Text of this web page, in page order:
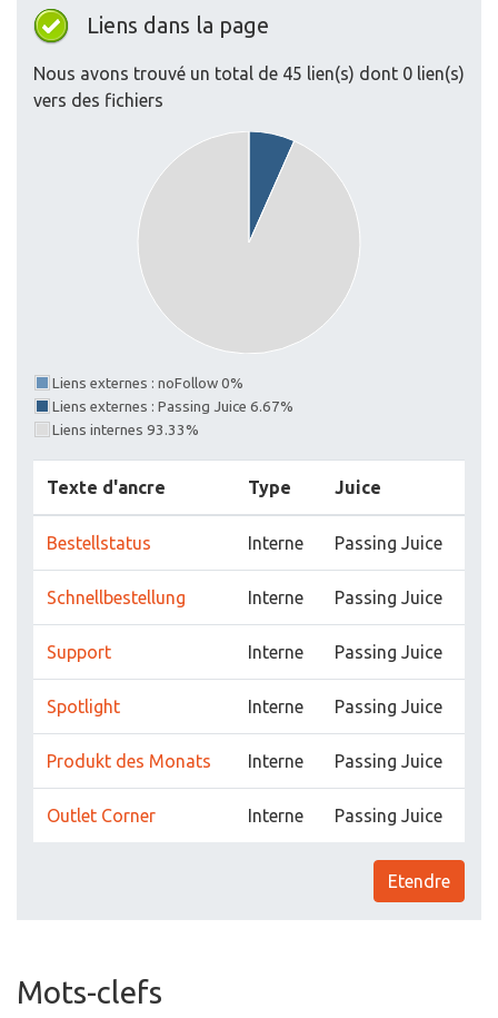
Liens dans la page
Nous avons trouvé un total de 45 lien(s) dont 0 lien(s)
vers des fichiers
Liens externes : noFollow 0%
Liens externes : Passing Juice 6.67%
Liens internes 93.33%
Texte d'ancre Type Juice
Bestellstatus Interne Passing Juice
Schnellbestellung Interne Passing Juice
Support Interne Passing Juice
Spotlight Interne Passing Juice
Produkt des Monats Interne Passing Juice
Outlet Corner Interne Passing Juice
Etendre
Mots-clefs